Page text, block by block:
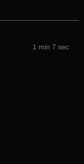
1 min 7 sec